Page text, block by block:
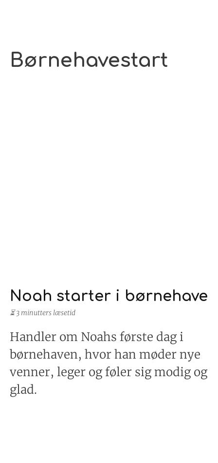
Børnehavestart
Noah starter i børnehave
⏳ 3 minutters læsetid
Handler om Noahs første dag i
børnehaven, hvor han møder nye
venner, leger og føler sig modig og
glad.